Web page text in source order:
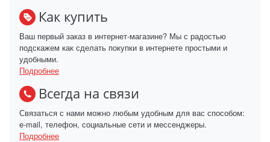
Как купить
Ваш первый заказ в интернет-магазине? Мы с радостью
подскажем как сделать покупки в интернете простыми и
удобными.
Подробнее
Всегда на связи
Связаться с нами можно любым удобным для вас способом:
e-mail, телефон, социальные сети и мессенджеры.
Подробнее